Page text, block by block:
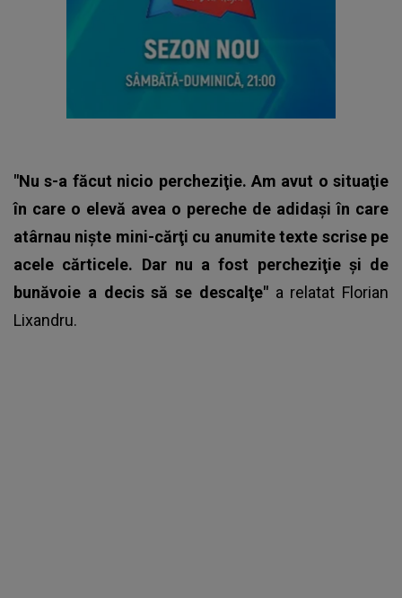
"Nu s-a făcut nicio percheziţie. Am avut o situaţie
în care o elevă avea o pereche de adidaşi în care
atârnau nişte mini-cărţi cu anumite texte scrise pe
acele cărticele. Dar nu a fost percheziţie şi de
bunăvoie a decis să se descalţe" a relatat Florian
Lixandru.